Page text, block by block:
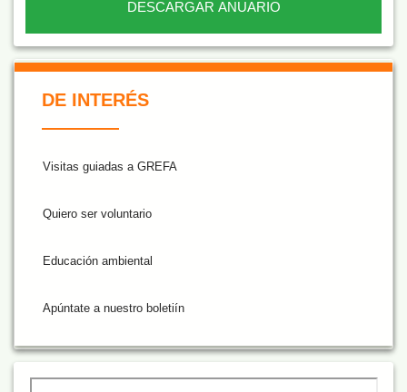
DESCARGAR ANUARIO
De Interés NARANJA
DE INTERÉS
Visitas guiadas a GREFA
Quiero ser voluntario
Educación ambiental
Apúntate a nuestro boletiín